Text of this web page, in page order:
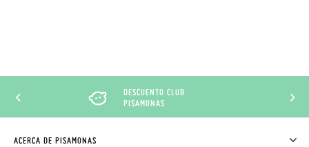
DESCUENTO CLUB
PISAMONAS
ACERCA DE PISAMONAS